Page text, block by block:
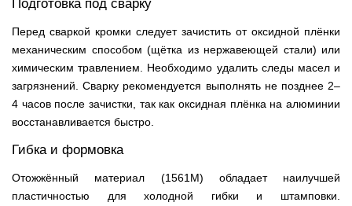
Подготовка под сварку
Перед сваркой кромки следует зачистить от оксидной плёнки
механическим способом (щётка из нержавеющей стали) или
химическим травлением. Необходимо удалить следы масел и
загрязнений. Сварку рекомендуется выполнять не позднее 2–
4 часов после зачистки, так как оксидная плёнка на алюминии
восстанавливается быстро.
Гибка и формовка
Отожжённый материал (1561М) обладает наилучшей
пластичностью для холодной гибки и штамповки.